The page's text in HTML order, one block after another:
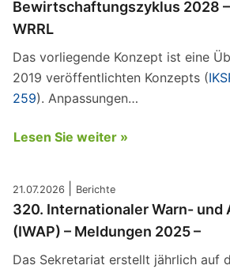
Bewirtschaftungszyklus 2028
WRRL
Das vorliegende Konzept ist eine
2019 veröffentlichten Konzepts (
259). Anpassungen…
Lesen Sie weiter »
21.07.2026 Berichte
320. Internationaler Warn- und
(IWAP) – Meldungen 2025 –
Das Sekretariat erstellt jährlich auf